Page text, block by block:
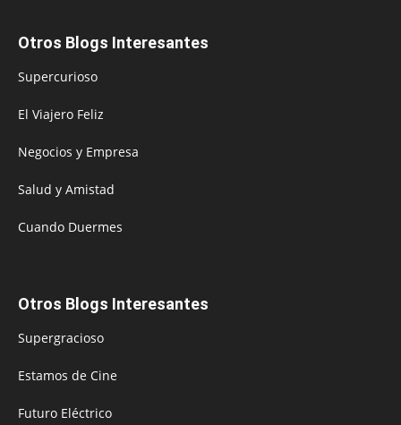
Otros Blogs Interesantes
Supercurioso
El Viajero Feliz
Negocios y Empresa
Salud y Amistad
Cuando Duermes
Otros Blogs Interesantes
Supergracioso
Estamos de Cine
Futuro Eléctrico